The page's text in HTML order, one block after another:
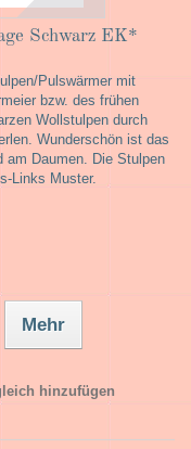
Schwarz EK*
Pulswärmer mit
bzw. des frühen
Wollstulpen durch
Wunderschön ist das
am Daumen. Die Stulpen
Links Muster.
Mehr
hinzufügen